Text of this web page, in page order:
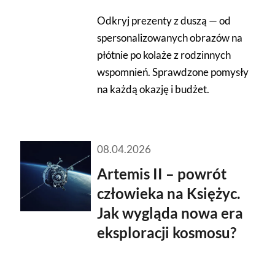
Odkryj prezenty z duszą — od
spersonalizowanych obrazów na
płótnie po kolaże z rodzinnych
wspomnień. Sprawdzone pomysły
na każdą okazję i budżet.
08.04.2026
Artemis II – powrót
człowieka na Księżyc.
Jak wygląda nowa era
eksploracji kosmosu?